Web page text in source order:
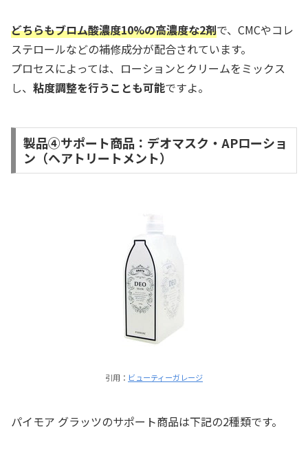
どちらもブロム酸濃度10%の高濃度な2剤で、CMCやコレ
ステロールなどの補修成分が配合されています。
プロセスによっては、ローションとクリームをミックス
し、 粘度調整を行うことも可能ですよ。
製品④サポート商品：デオマスク・APローショ
ン（ヘアトリートメント）
引用： ビューティーガレージ
パイモア グラッツのサポート商品は下記の2種類です。